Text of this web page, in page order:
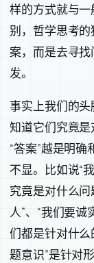
样的方式就与
别，哲学思考
案，而是去寻
发。
事实上我们的头
知道它们究竟
“答案”越是明
不显。比如说“
究竟是对什么
人”、“我们要诚
们都是针对什
题意识”是针对